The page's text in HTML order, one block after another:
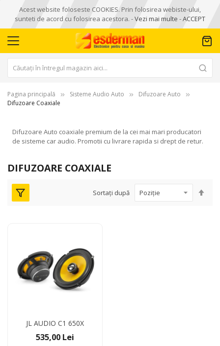
Acest website foloseste COOKIES. Prin folosirea webiste-ului,
sunteti de acord cu folosirea acestora. -Vezi mai multe -ACCEPT
Pagina principală Sisteme Audio Auto
Difuzoare Auto
Difuzoare Coaxiale
Difuzoare Auto coaxiale premium de la cei mai mari producatori
de sisteme car audio. Promotii cu livrare rapida si drept de retur.
DIFUZOARE COAXIALE
Sortați după
JL AUDIO C1 650X
535,00 Lei